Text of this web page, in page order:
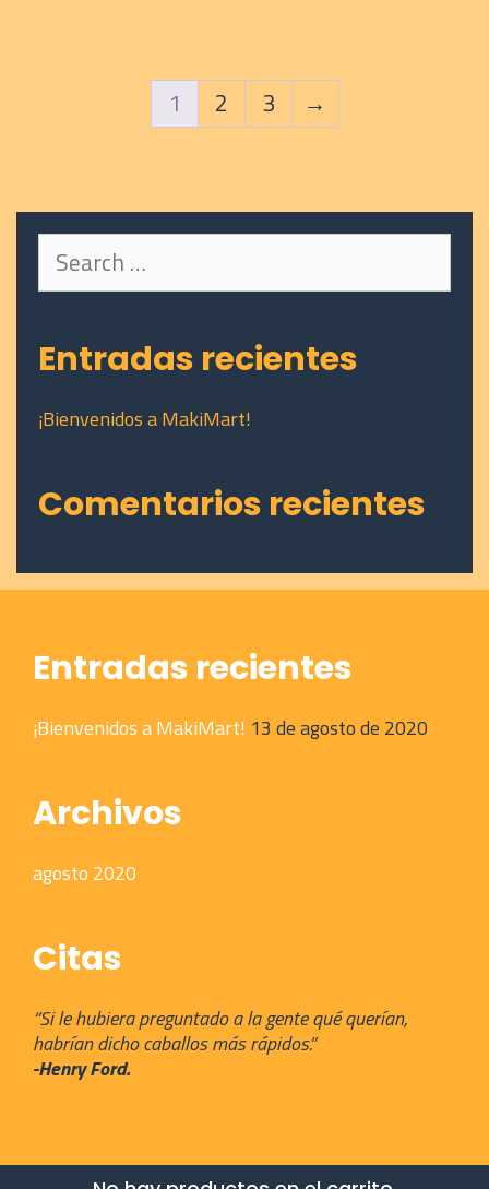
1 2 3 →
Search
for:
Entradas recientes
¡Bienvenidos a MakiMart!
Comentarios recientes
Entradas recientes
¡Bienvenidos a MakiMart! 13 de agosto de 2020
Archivos
agosto 2020
Citas
“Si le hubiera preguntado a la gente qué querían,
habrían dicho caballos más rápidos.”
-Henry Ford.